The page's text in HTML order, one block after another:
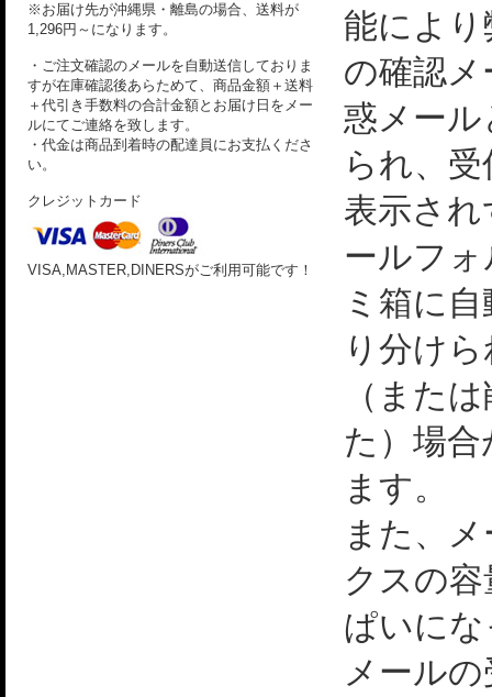
※お届け先が沖縄県・離島の場合、送料が
1,296円～になります。
・ご注文確認のメールを自動送信しておりま
すが在庫確認後あらためて、商品金額＋送料
＋代引き手数料の合計金額とお届け日をメー
ルにてご連絡を致します。
・代金は商品到着時の配達員にお支払くださ
い。
クレジットカード
VISA,MASTER,DINERSがご利用可能です！
能によ
の確認
惑メー
られ、
表示さ
ールフ
ミ箱に
り分け
（また
た）場
ます。
また、
クスの
ぱいに
メール